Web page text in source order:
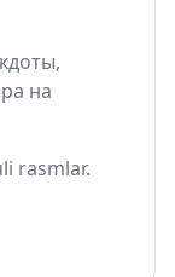
на
rasmlar.